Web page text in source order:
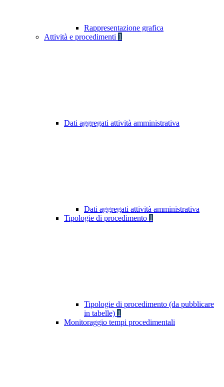
Rappresentazione grafica
Attività e procedimenti 1
Dati aggregati attività amministrativa
Dati aggregati attività amministrativa
Tipologie di procedimento 1
Tipologie di procedimento (da pubblicare
in tabelle) 1
Monitoraggio tempi procedimentali